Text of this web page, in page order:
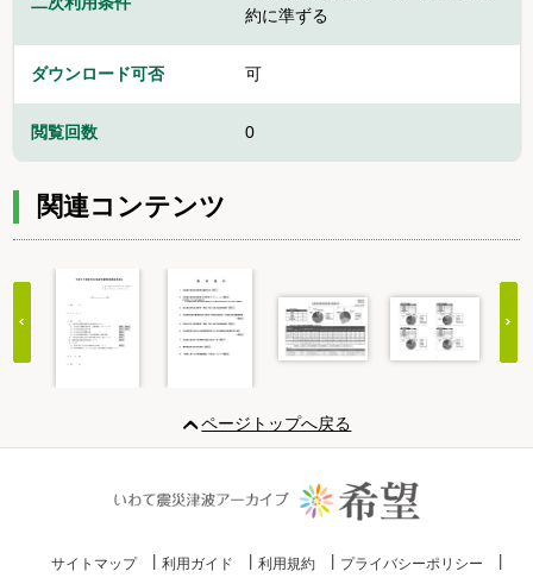
約に準ずる
ダウンロード可否 可
閲覧回数 0
関連コンテンツ
20
ページトップへ戻る
サイトマップ 利用ガイド 利用規約 プライバシーポリシー